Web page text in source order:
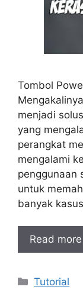
Tombol
menjadi
yang
perangkat
mengalami
penggunaan
untuk
banyak
Read more
Categories
Tutorial